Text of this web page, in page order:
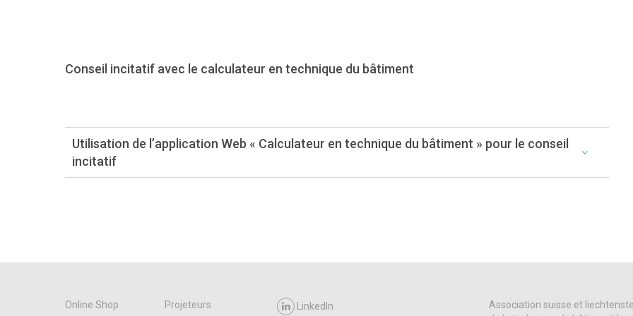
Conseil incitatif avec le calculateur en technique du bâtiment
Utilisation de l’application Web « Calculateur en technique du bâtiment » pour le conseil
incitatif
Online Shop Projeteurs LinkedIn
Association suisse et